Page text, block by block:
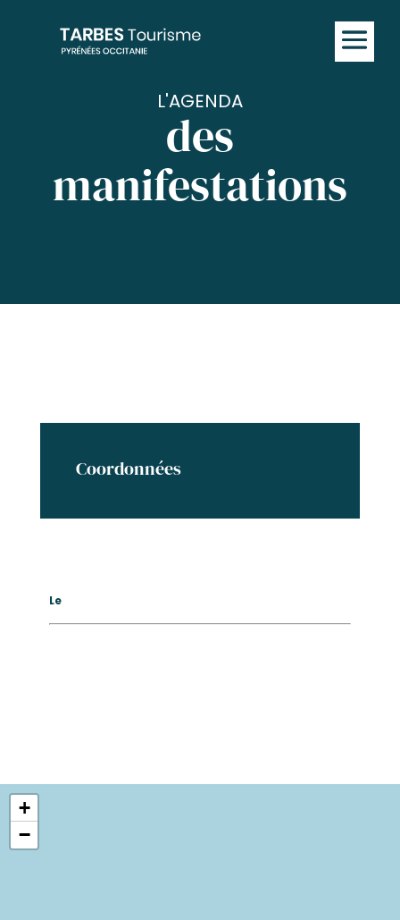
L'AGENDA
des
manifestations
Coordonnées
Le
+
−